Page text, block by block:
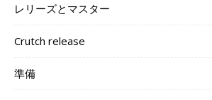
レリーズとマスター
Crutch release
準備